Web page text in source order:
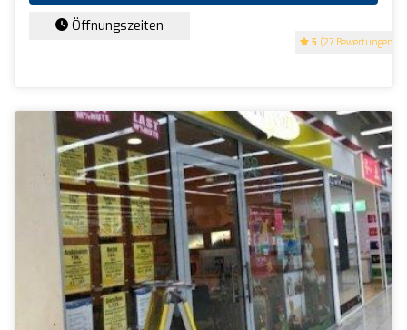
5 (27 Bewertungen)
Öffnungszeiten